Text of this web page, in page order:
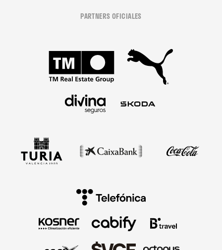
PARTNERS OFICIALES